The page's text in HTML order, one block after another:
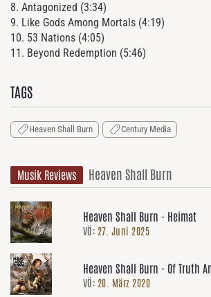
8. Antagonized (3:34)
9. Like Gods Among Mortals (4:19)
10. 53 Nations (4:05)
11. Beyond Redemption (5:46)
TAGS
Heaven Shall Burn Century Media
Musik Reviews Heaven Shall Burn
Heaven Shall Burn - Heimat
VÖ: 27. Juni 2025
Heaven Shall Burn - Of Truth
VÖ: 20. März 2020